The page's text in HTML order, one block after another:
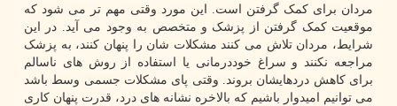
مردان برای کمک گرفتن است. این مورد وقتی مهم تر می شود که
موقعیت کمک گرفتن از پزشک و متخصص به وجود می آید. در این
شرایط، مردان تلاش می کنند مشکلات شان را پنهان کنند، به پزشک
مراجعه نکنند و سراغ خوددرمانی یا استفاده از روش های ناسالم
برای کاهش دردهایشان بروند. وقتی پای مشکلات جسمی وسط باشد
می توانیم امیدوار باشیم که بالاخره نشانه های درد، قدرت پنهان کاری